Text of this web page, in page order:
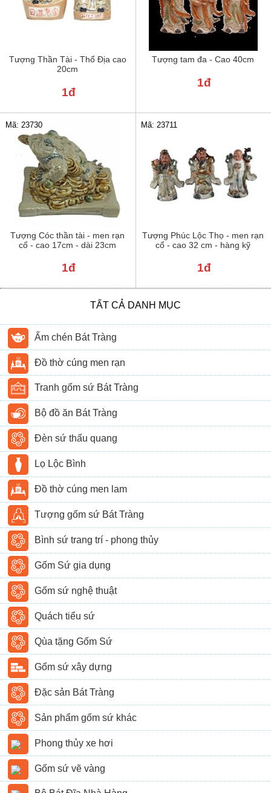
Tượng Thần Tài - Thổ Địa cao
20cm
1đ
Tượng tam đa - Cao 40cm
1đ
Tượng Cóc thần tài - men rạn
cổ - cao 17cm - dài 23cm
Mã: 23730
1đ
Tượng Phúc Lộc Thọ - men rạn
cổ - cao 32 cm - hàng kỹ
Mã: 23711
1đ
TẤT CẢ DANH MỤC
Ấm chén Bát Tràng
Đồ thờ cúng men rạn
Tranh gốm sứ Bát Tràng
Bộ đồ ăn Bát Tràng
Đèn sứ thấu quang
Lọ Lộc Bình
Đồ thờ cúng men lam
Tượng gốm sứ Bát Tràng
Bình sứ trang trí - phong thủy
Gốm Sứ gia dụng
Gốm sứ nghệ thuật
Quách tiểu sứ
Qùa tặng Gốm Sứ
Gốm sứ xây dựng
Đặc sản Bát Tràng
Sản phẩm gốm sứ khác
Phong thủy xe hơi
Gốm sứ vẽ vàng